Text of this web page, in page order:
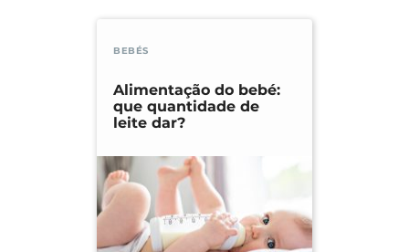
BEBÉS
Alimentação do bebé:
que quantidade de
leite dar?